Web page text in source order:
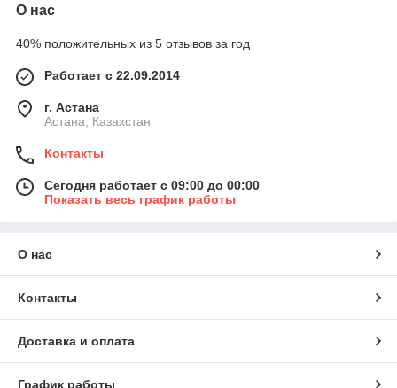
О нас
40% положительных из 5 отзывов за год
Работает с 22.09.2014
г. Астана
Астана, Казахстан
Контакты
Сегодня работает с 09:00 до 00:00
Показать весь график работы
О нас
Контакты
Доставка и оплата
График работы